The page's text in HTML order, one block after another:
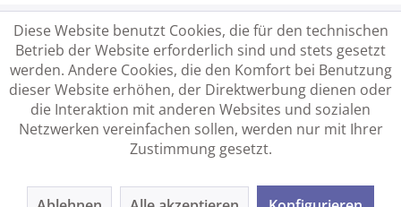
Diese Website benutzt Cookies, die für den technischen
Betrieb der Website erforderlich sind und stets gesetzt
werden. Andere Cookies, die den Komfort bei Benutzung
dieser Website erhöhen, der Direktwerbung dienen oder
die Interaktion mit anderen Websites und sozialen
Netzwerken vereinfachen sollen, werden nur mit Ihrer
Zustimmung gesetzt.